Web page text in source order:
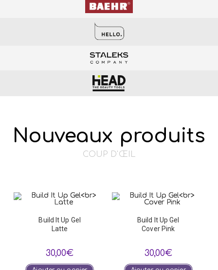
Nouveaux produits
COUP D'ŒIL
Build It Up Gel
Latte
30,00€
Build It Up Gel
Cover Pink
30,00€